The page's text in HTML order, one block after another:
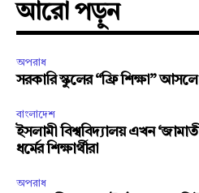
আরো পড়ুন
অপরাধ
সরকারি স্কুলের “ফ্রি শিক্ষা”
বাংলাদেশ
ইসলামী বিশ্ববিদ্যালয় এখন ‘জামাতী
ধর্মের শিক্ষার্থীরা
অপরাধ